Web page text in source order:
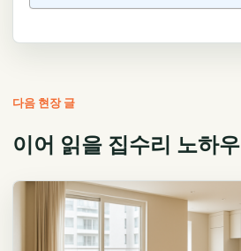
다음 현장 글
이어 읽을 집수리 노하우